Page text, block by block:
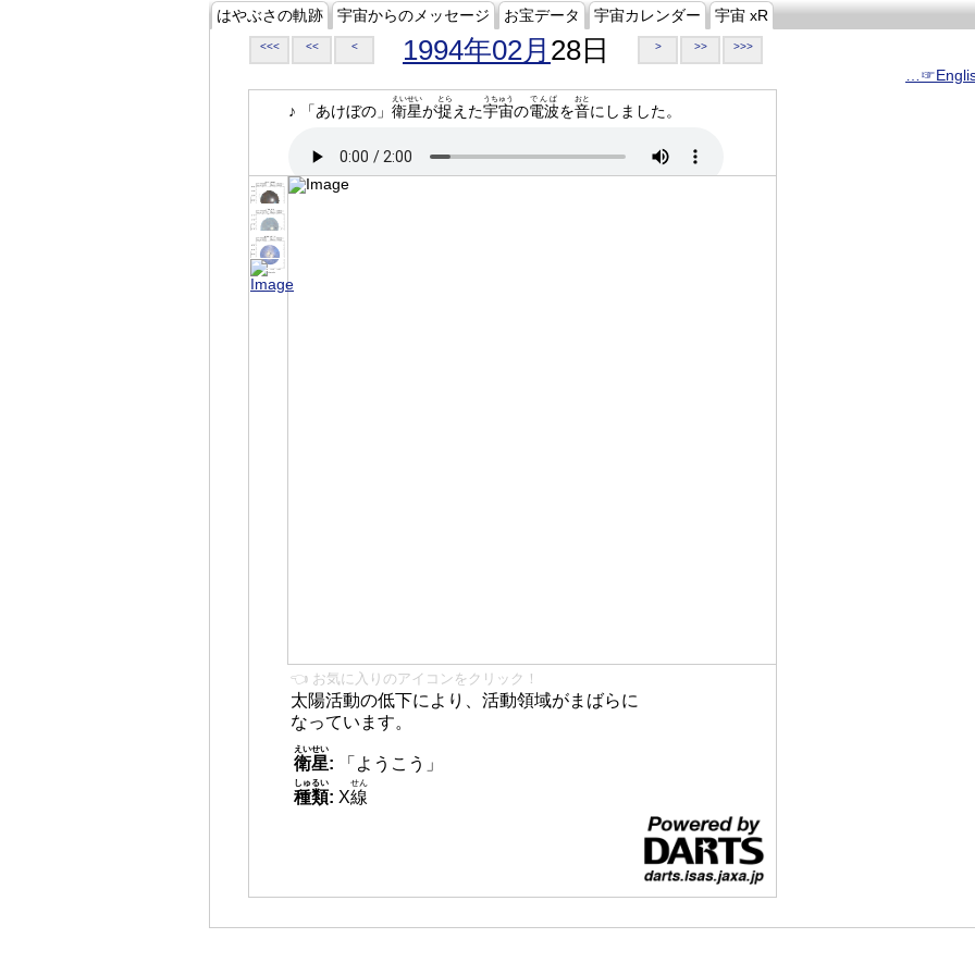
はやぶさの軌跡 宇宙からのメッセージ お宝データ 宇宙カレンダー 宇宙 xR
<<< << < 1994年02月 28日 > >> >>>
♪ 「あけぼの」 衛星
えいせい
が捉
とら
えた宇宙
うちゅう
の電波
でんぱ
を音
おと
にしました。
👈 お気に入りのアイコンをクリック！
太陽活動の低下により、活動領域がまばらに
なっています。
衛星
えいせい
:
「ようこう」
種類
しゅるい
: X線
せん